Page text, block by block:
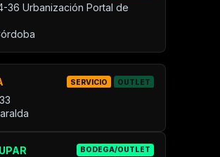
36 Urbanización Portal de
BODEGA/OUTLET
SERVICIO OUTLET